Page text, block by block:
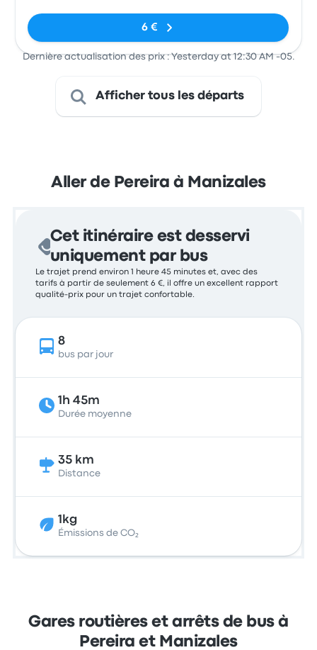
6 €
Dernière actualisation des prix : Yesterday at 12:30 AM -05.
Afficher tous les départs
Aller de Pereira à Manizales
Cet itinéraire est desservi
uniquement par bus
Le trajet prend environ 1 heure 45 minutes et, avec des
tarifs à partir de seulement 6 €, il offre un excellent rapport
qualité-prix pour un trajet confortable.
8
bus par jour
1h 45m
Durée moyenne
35 km
Distance
1kg
Émissions de CO₂
Gares routières et arrêts de bus à
Pereira et Manizales